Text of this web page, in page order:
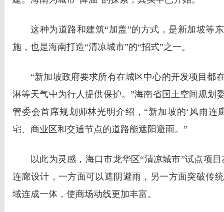
这种为道路和建筑“加盖”的方式，是新加坡等
施，也是海南打造“清凉城市”的“招式”之一。
“新加坡政府要求所有在城区中心的开发项目都
淋等天气中为行人提供保护。”海南省国土空间规划
管委会首席规划师林光明介绍，“新加坡的‘风雨连
宅、商业区和交通节点的道路能遮阳避雨。”
以此为灵感，海口市龙华区“清凉城市”试点项
连廊设计，一方面可以遮阴避雨，另一方面突破传
域连成一体，使商场动线更加丰富。